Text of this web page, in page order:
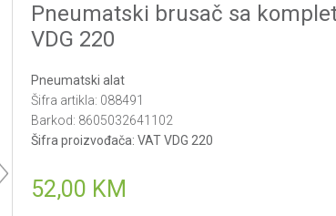
Pneumatski brusač sa
VDG 220
Pneumatski alat
Šifra artikla: 088491
Barkod: 8605032641102
Šifra proizvođača: VAT VDG 220
52,00 KM